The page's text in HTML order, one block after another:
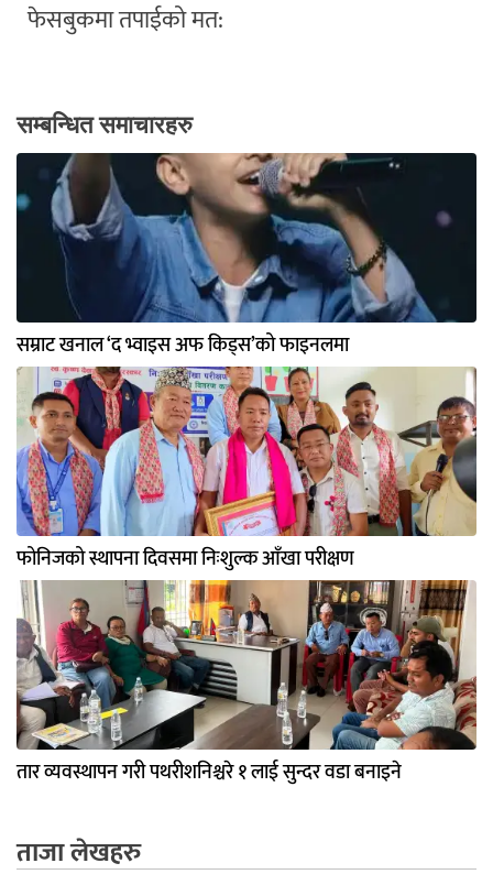
फेसबुकमा तपाईको मत:
सम्बन्धित समाचारहरु
सम्राट खनाल ‘द भ्वाइस अफ किड्स’को फाइनलमा
फोनिजको स्थापना दिवसमा निःशुल्क आँखा परीक्षण
तार व्यवस्थापन गरी पथरीशनिश्चरे १ लाई सुन्दर वडा बनाइने
ताजा लेखहरु